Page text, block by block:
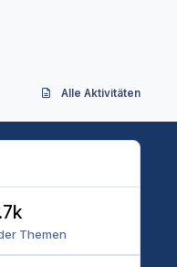
Alle Aktivitäten
Themen